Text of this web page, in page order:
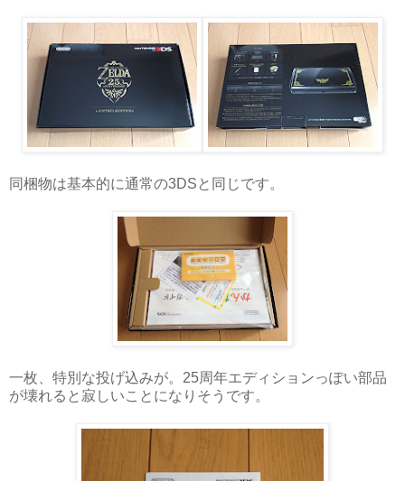
同梱物は基本的に通常の3DSと同じです。
一枚、特別な投げ込みが。25周年エディションっぽい部品
が壊れると寂しいことになりそうです。